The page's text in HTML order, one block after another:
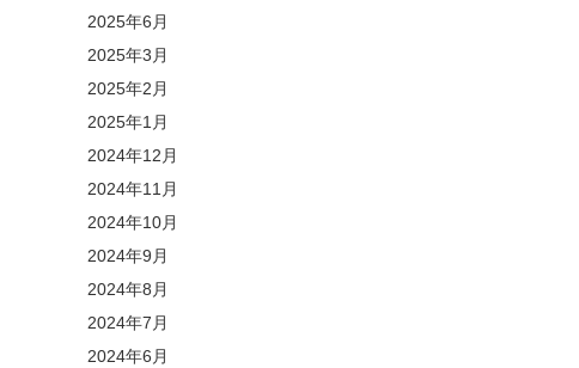
2025年6月
2025年3月
2025年2月
2025年1月
2024年12月
2024年11月
2024年10月
2024年9月
2024年8月
2024年7月
2024年6月